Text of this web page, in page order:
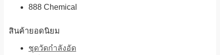
888 Chemical
สินค้ายอดนิยม
ชุดวัดกำลังอัด